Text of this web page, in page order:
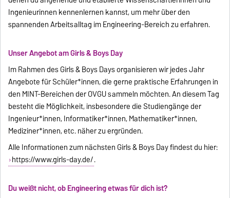
Ingenieurinnen kennenlernen kannst, um mehr über den
spannenden Arbeitsalltag im Engineering-Bereich zu erfahren.
Unser Angebot am Girls & Boys Day
Im Rahmen des Girls & Boys Days organisieren wir jedes Jahr
Angebote für Schüler*innen, die gerne praktische Erfahrungen in
den MINT-Bereichen der OVGU sammeln möchten. An diesem Tag
besteht die Möglichkeit, insbesondere die Studiengänge der
Ingenieur*innen, Informatiker*innen, Mathematiker*innen,
Mediziner*innen, etc. näher zu ergründen.
Alle Informationen zum nächsten Girls & Boys Day findest du hier:
https://www.girls-day.de/.
Du weißt nicht, ob Engineering etwas für dich ist?